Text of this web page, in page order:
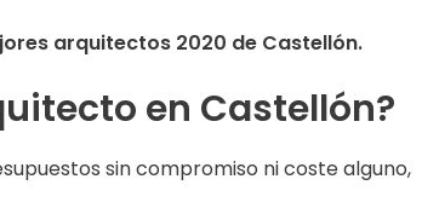
arquitectos 2020 de Castellón.
en Castellón?
sin compromiso ni coste alguno,